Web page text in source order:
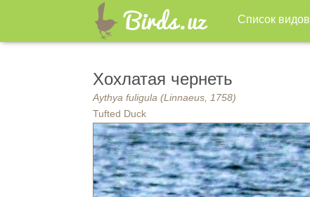
Список видов
Хохлатая чернеть
Aythya fuligula (Linnaeus, 1758)
Tufted Duck